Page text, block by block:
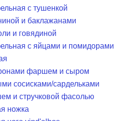
с тушенкой
и баклажанами
и говядиной
с яйцами и помидорами
фаршем и сыром
сосисками/сардельками
и стручковой фасолью
ножка